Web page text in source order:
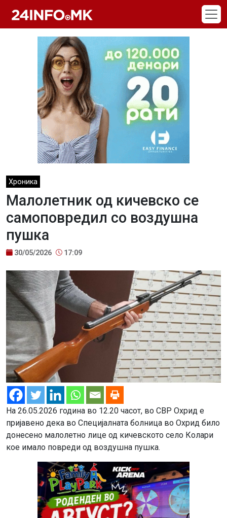
Хроника
Малолетник од кичевско се
самоповредил со воздушна
пушка
30/05/2026 17:09
На 26.05.2026 година во 12.20 часот, во СВР Охрид е
пријавено дека во Специјалната болница во Охрид било
донесено малолетно лице од кичевското село Колари
кое имало повреди од воздушна пушка.